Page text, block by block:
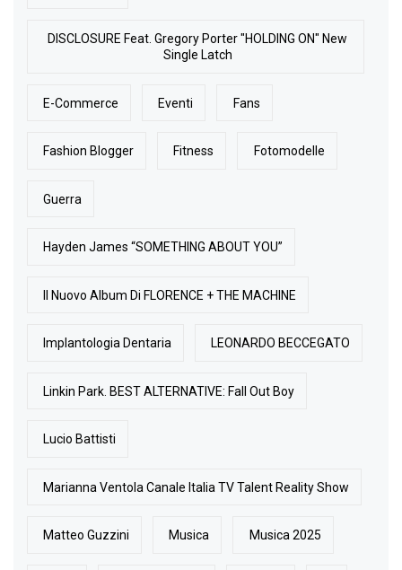
DISCLOSURE Feat. Gregory Porter "HOLDING ON" New
Single Latch
E-Commerce Eventi Fans
Fashion Blogger Fitness Fotomodelle
Guerra
Hayden James “SOMETHING ABOUT YOU”
Il Nuovo Album Di FLORENCE + THE MACHINE
Implantologia Dentaria LEONARDO BECCEGATO
Linkin Park. BEST ALTERNATIVE: Fall Out Boy
Lucio Battisti
Marianna Ventola Canale Italia TV Talent Reality Show
Matteo Guzzini Musica Musica 2025